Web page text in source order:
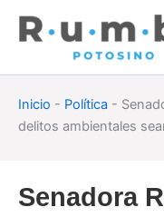
Inicio - Política -
delitos ambientales
Senadora